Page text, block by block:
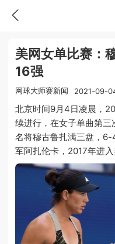
美网女单比赛：
16强
网球大师赛新闻 2021-09-
北京时间9月4日凌晨，
续进行，在女子单曲第
名将穆古鲁扎满三盘，
军阿扎伦卡，2017年进入